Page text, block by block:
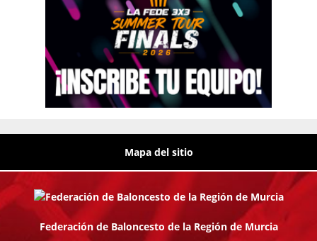
Mapa del sitio
Federación de Baloncesto de la Región de Murcia